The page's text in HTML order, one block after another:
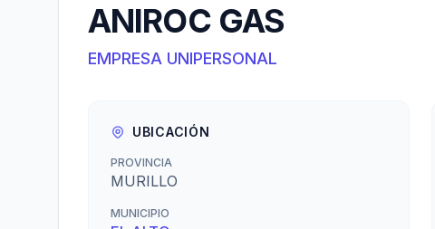
ANIROC GAS
EMPRESA UNIPERSONAL
UBICACIÓN
PROVINCIA
MURILLO
MUNICIPIO